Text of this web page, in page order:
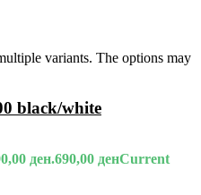
variants. The options may
black/white
ден.690,00 денCurrent